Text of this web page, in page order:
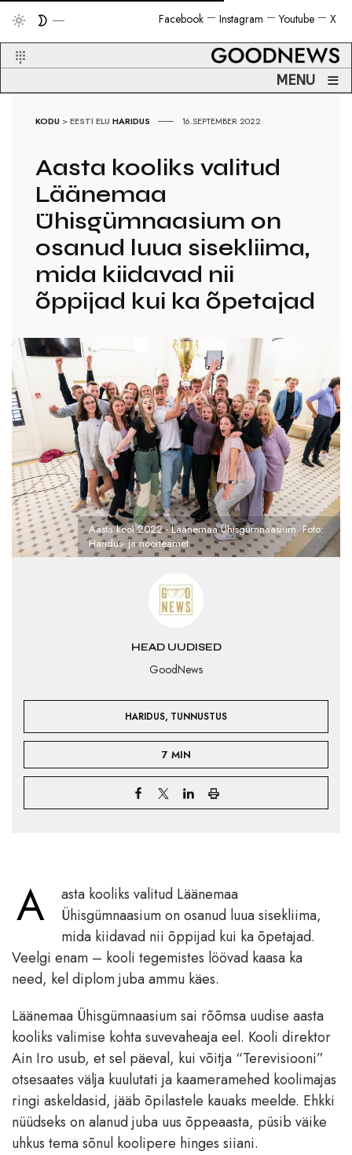
X
Youtube
Instagram
Facebook
MENU ≡
KODU >EESTI ELU HARIDUS 16.SEPTEMBER 2022
Aasta kooliks valitud
Läänemaa
Ühisgümnaasium on
osanud luua sisekliima,
mida kiidavad nii
õppijad kui ka õpetajad
HEAD UUDISED
GoodNews
HARIDUS, TUNNUSTUS
7 MIN
Aasta kool 2022 - Läänemaa Ühisgümnaasium. Foto:
Haridus- ja noorteamet
A
asta kooliks valitud Läänemaa
Ühisgümnaasium on osanud luua sisekliima,
mida kiidavad nii õppijad kui ka õpetajad.
Veelgi enam – kooli tegemistes löövad kaasa ka
need, kel diplom juba ammu käes.
Läänemaa Ühisgümnaasium sai rõõmsa uudise aasta
kooliks valimise kohta suvevaheaja eel. Kooli direktor
Ain Iro usub, et sel päeval, kui võitja “Terevisiooni”
otsesaates välja kuulutati ja kaameramehed koolimajas
ringi askeldasid, jääb õpilastele kauaks meelde. Ehkki
nüüdseks on alanud juba uus õppeaasta, püsib väike
uhkus tema sõnul koolipere hinges siiani.